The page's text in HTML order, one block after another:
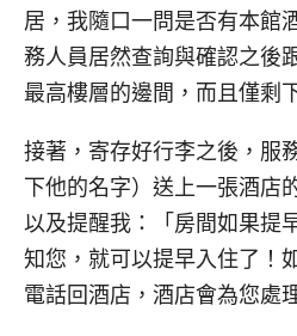
居，我隨口一問是否有本館
務人員居然查詢與確認之後
最高樓層的邊間，而且僅剩
接著，寄存好行李之後，服
下他的名字）送上一張酒店
以及提醒我：「房間如果提
知您，就可以提早入住了！
電話回酒店，酒店會為您處